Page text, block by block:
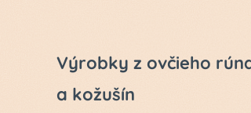
Výrobky z ovčieho
a kožušín